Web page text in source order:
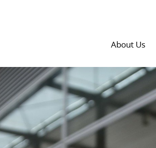
About Us